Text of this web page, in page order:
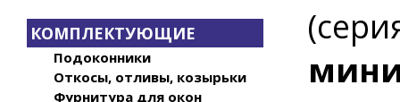
КОМПЛЕКТУЮЩИЕ
Подоконники
Откосы, отливы, козырьки
Фурнитура для окон